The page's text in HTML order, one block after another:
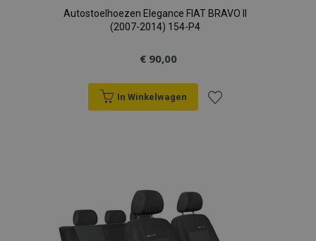
Autostoelhoezen Elegance FIAT BRAVO II
(2007-2014) 154-P4
€ 90,00
In Winkelwagen
verlanglijst